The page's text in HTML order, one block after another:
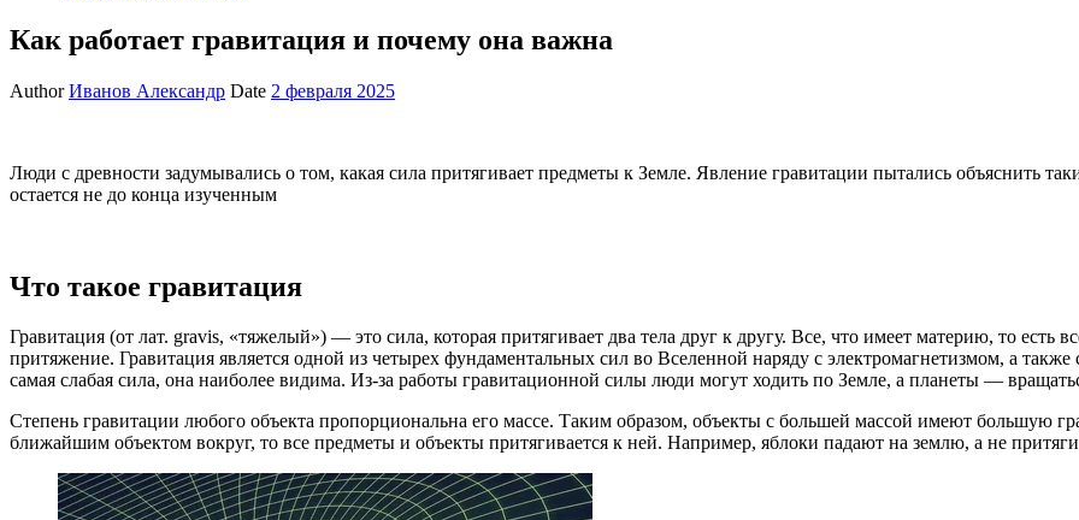
Как работает гравитация и почему она важна
AuthorИванов Александр Date 2 февраля 2025
Люди с древности задумывались о том, какая сила притягивает предметы к Земле. Явление гравитации пытались объяснить
остается не до конца изученным
Что такое гравитация
Гравитация (от лат. gravis, «тяжелый») — это сила, которая притягивает два тела друг к другу. Все, что имеет материю, то есть
притяжение. Гравитация является одной из четырех фундаментальных сил во Вселенной наряду с электромагнетизмом, а
самая слабая сила, она наиболее видима. Из-за работы гравитационной силы люди могут ходить по Земле, а планеты —
Степень гравитации любого объекта пропорциональна его массе. Таким образом, объекты с большей массой имеют большую
ближайшим объектом вокруг, то все предметы и объекты притягивается к ней. Например, яблоки падают на землю, а не